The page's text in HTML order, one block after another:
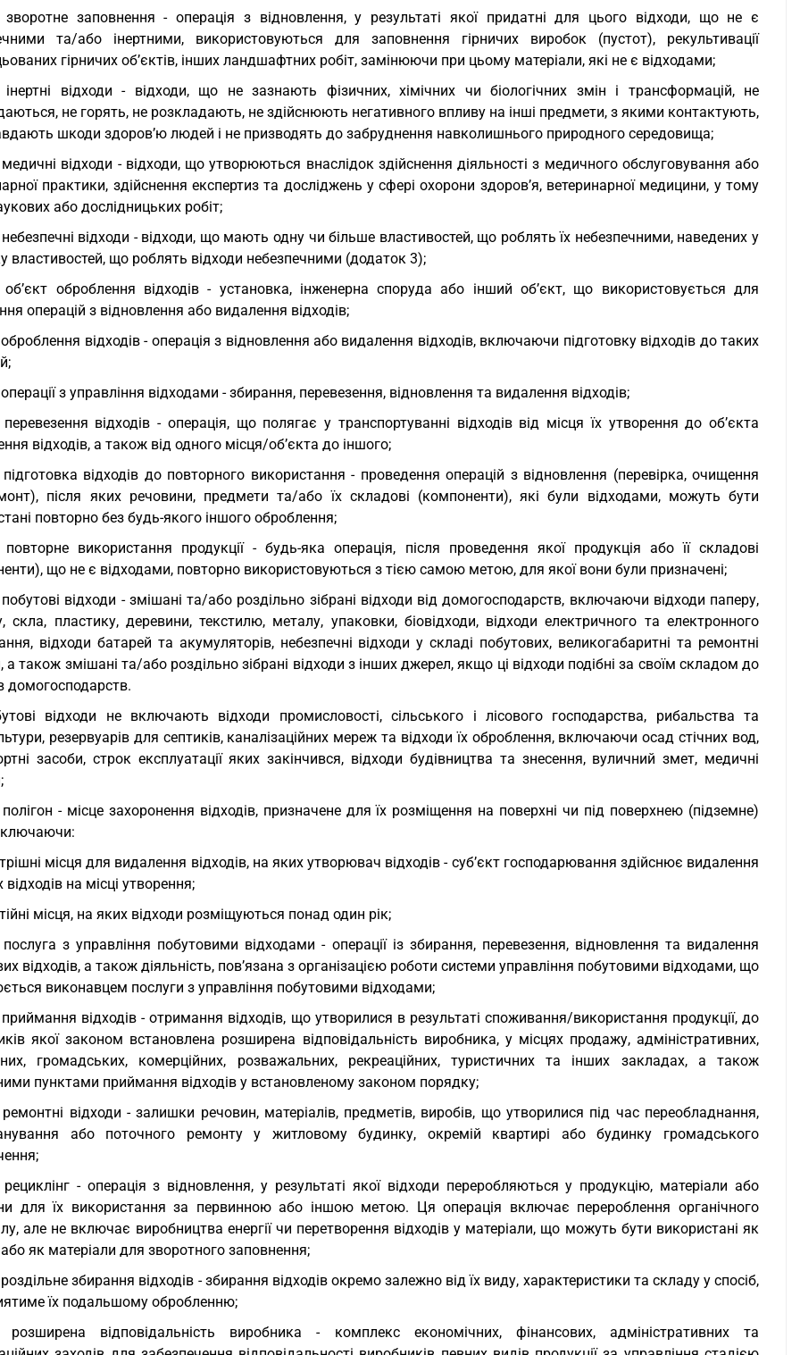
заповнення - операція з відновлення, у результаті якої придатні для цього відходи, що не є
та/або інертними, використовуються для заповнення гірничих виробок (пустот), рекультивації
гірничих об’єктів, інших ландшафтних робіт, замінюючи при цьому матеріали, які не є відходами;
відходи - відходи, що не зазнають фізичних, хімічних чи біологічних змін і трансформацій, не
не горять, не розкладають, не здійснюють негативного впливу на інші предмети, з якими контактують,
шкоди здоров’ю людей і не призводять до забруднення навколишнього природного середовища;
відходи - відходи, що утворюються внаслідок здійснення діяльності з медичного обслуговування або
практики, здійснення експертиз та досліджень у сфері охорони здоров’я, ветеринарної медицини, у тому
або дослідницьких робіт;
відходи - відходи, що мають одну чи більше властивостей, що роблять їх небезпечними, наведених у
властивостей, що роблять відходи небезпечними (додаток 3);
оброблення відходів - установка, інженерна споруда або інший об’єкт, що використовується для
операцій з відновлення або видалення відходів;
відходів - операція з відновлення або видалення відходів, включаючи підготовку відходів до таких
з управління відходами - збирання, перевезення, відновлення та видалення відходів;
відходів - операція, що полягає у транспортуванні відходів від місця їх утворення до об’єкта
відходів, а також від одного місця/об’єкта до іншого;
відходів до повторного використання - проведення операцій з відновлення (перевірка, очищення
після яких речовини, предмети та/або їх складові (компоненти), які були відходами, можуть бути
повторно без будь-якого іншого оброблення;
використання продукції - будь-яка операція, після проведення якої продукція або її складові
що не є відходами, повторно використовуються з тією самою метою, для якої вони були призначені;
відходи - змішані та/або роздільно зібрані відходи від домогосподарств, включаючи відходи паперу,
скла, пластику, деревини, текстилю, металу, упаковки, біовідходи, відходи електричного та електронного
відходи батарей та акумуляторів, небезпечні відходи у складі побутових, великогабаритні та ремонтні
а також змішані та/або роздільно зібрані відходи з інших джерел, якщо ці відходи подібні за своїм складом до
домогосподарств.
відходи не включають відходи промисловості, сільського і лісового господарства, рибальства та
резервуарів для септиків, каналізаційних мереж та відходи їх оброблення, включаючи осад стічних вод,
засоби, строк експлуатації яких закінчився, відходи будівництва та знесення, вуличний змет, медичні
- місце захоронення відходів, призначене для їх розміщення на поверхні чи під поверхнею (підземне)
місця для видалення відходів, на яких утворювач відходів - суб’єкт господарювання здійснює видалення
відходів на місці утворення;
місця, на яких відходи розміщуються понад один рік;
з управління побутовими відходами - операції із збирання, перевезення, відновлення та видалення
відходів, а також діяльність, пов’язана з організацією роботи системи управління побутовими відходами, що
виконавцем послуги з управління побутовими відходами;
відходів - отримання відходів, що утворилися в результаті споживання/використання продукції, до
якої законом встановлена розширена відповідальність виробника, у місцях продажу, адміністративних,
громадських, комерційних, розважальних, рекреаційних, туристичних та інших закладах, а також
пунктами приймання відходів у встановленому законом порядку;
відходи - залишки речовин, матеріалів, предметів, виробів, що утворилися під час переобладнання,
або поточного ремонту у житловому будинку, окремій квартирі або будинку громадського
- операція з відновлення, у результаті якої відходи переробляються у продукцію, матеріали або
для їх використання за первинною або іншою метою. Ця операція включає перероблення органічного
але не включає виробництва енергії чи перетворення відходів у матеріали, що можуть бути використані як
як матеріали для зворотного заповнення;
збирання відходів - збирання відходів окремо залежно від їх виду, характеристики та складу у спосіб,
їх подальшому обробленню;
відповідальність виробника - комплекс економічних, фінансових, адміністративних та